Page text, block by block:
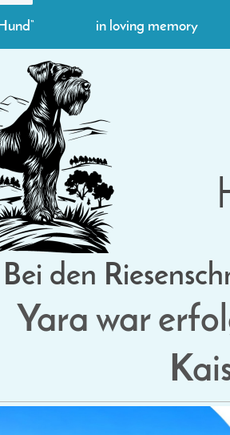
in loving memory
Bei den
Yara war